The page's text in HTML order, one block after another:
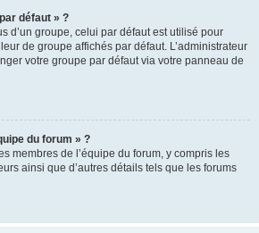
défaut » ?
d’un groupe, celui par défaut est utilisé pour
de groupe affichés par défaut. L’administrateur
votre groupe par défaut via votre panneau de
du forum » ?
membres de l’équipe du forum, y compris les
ainsi que d’autres détails tels que les forums